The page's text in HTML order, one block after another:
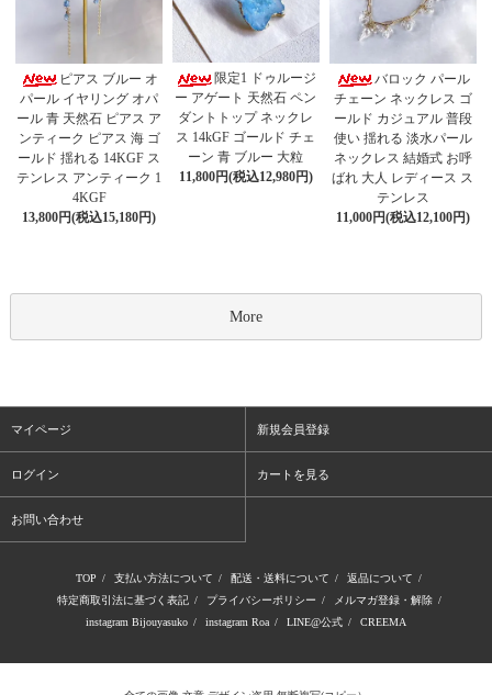
ピアス ブルー オ
パール イヤリング オパ
ール 青 天然石 ピアス ア
ンティーク ピアス 海 ゴ
ールド 揺れる 14KGF ス
テンレス アンティーク 1
4KGF
13,800円(税込15,180円)
限定1 ドゥルージ
ー アゲート 天然石 ペン
ダントトップ ネックレ
ス 14kGF ゴールド チェ
ーン 青 ブルー 大粒
11,800円(税込12,980円)
バロック パール
チェーン ネックレス ゴ
ールド カジュアル 普段
使い 揺れる 淡水パール
ネックレス 結婚式 お呼
ばれ 大人 レディース ス
テンレス
11,000円(税込12,100円)
More
マイページ 新規会員登録
ログイン カートを見る
お問い合わせ
TOP / 支払い方法について / 配送・送料について / 返品について /
特定商取引法に基づく表記 / プライバシーポリシー / メルマガ登録・解除 /
instagram Bijouyasuko / instagram Roa / LINE@公式 / CREEMA